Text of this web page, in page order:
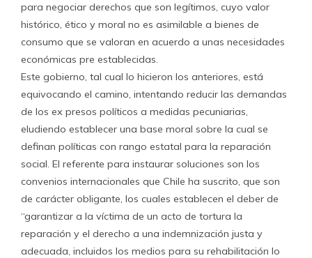
para negociar derechos que son legítimos, cuyo valor
histórico, ético y moral no es asimilable a bienes de
consumo que se valoran en acuerdo a unas necesidades
económicas pre establecidas.
Este gobierno, tal cual lo hicieron los anteriores, está
equivocando el camino, intentando reducir las demandas
de los ex presos políticos a medidas pecuniarias,
eludiendo establecer una base moral sobre la cual se
definan políticas con rango estatal para la reparación
social. El referente para instaurar soluciones son los
convenios internacionales que Chile ha suscrito, que son
de carácter obligante, los cuales establecen el deber de
“garantizar a la víctima de un acto de tortura la
reparación y el derecho a una indemnización justa y
adecuada, incluidos los medios para su rehabilitación lo